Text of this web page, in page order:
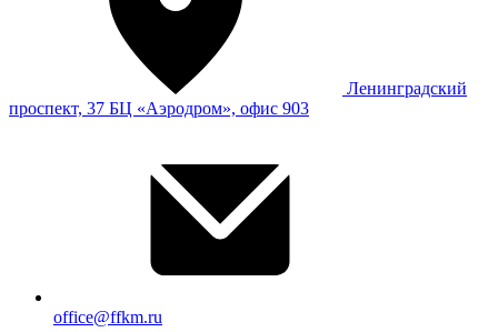
Ленинградский
проспект, 37 БЦ «Аэродром», офис 903
office@ffkm.ru